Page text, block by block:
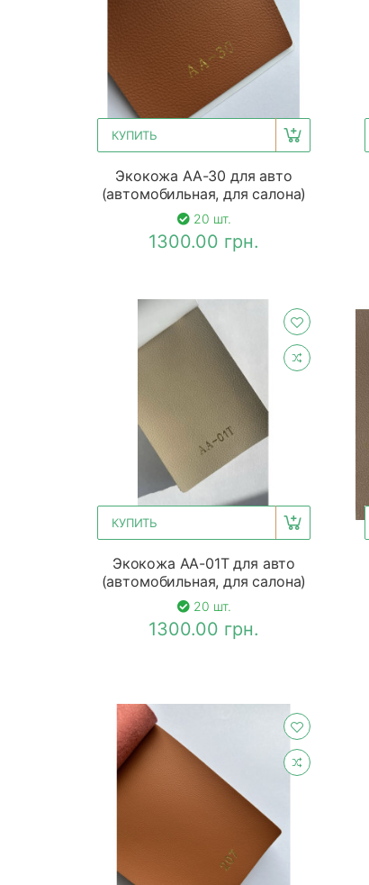
КУПИТЬ
Экокожа АА-30 для авто
(автомобильная, для салона)
20 шт.
1300.00 грн.
КУПИТЬ
Экокожа АА-01Т для авто
(автомобильная, для салона)
20 шт.
1300.00 грн.